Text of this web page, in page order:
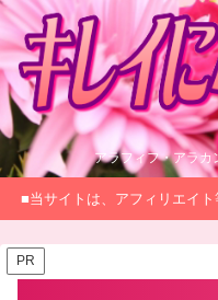
アラフィフ・アラカ
■当サイトは、アフィリエイト
PR